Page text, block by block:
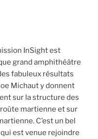
InSight est
grand amphithéâtre
fabuleux résultats
Michaut y donnent
sur la structure des
martienne et sur
C’est un bel
est venue rejoindre